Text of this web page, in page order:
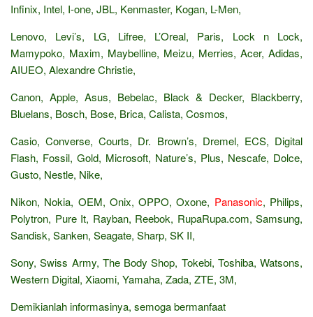
Infinix, Intel, I-one, JBL, Kenmaster, Kogan, L-Men,
Lenovo, Levi’s, LG, Lifree, L’Oreal, Paris, Lock n Lock,
Mamypoko, Maxim, Maybelline, Meizu, Merries, Acer, Adidas,
AIUEO, Alexandre Christie,
Canon, Apple, Asus, Bebelac, Black & Decker, Blackberry,
Bluelans, Bosch, Bose, Brica, Calista, Cosmos,
Casio, Converse, Courts, Dr. Brown’s, Dremel, ECS, Digital
Flash, Fossil, Gold, Microsoft, Nature’s, Plus, Nescafe, Dolce,
Gusto, Nestle, Nike,
Nikon, Nokia, OEM, Onix, OPPO, Oxone, Panasonic, Philips,
Polytron, Pure It, Rayban, Reebok, RupaRupa.com, Samsung,
Sandisk, Sanken, Seagate, Sharp, SK II,
Sony, Swiss Army, The Body Shop, Tokebi, Toshiba, Watsons,
Western Digital, Xiaomi, Yamaha, Zada, ZTE, 3M,
Demikianlah informasinya, semoga bermanfaat